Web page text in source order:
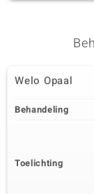
Welo Opaal
Behandeling
Toelichting